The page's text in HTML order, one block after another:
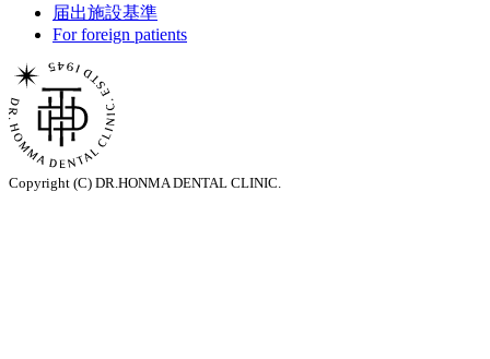
届出施設基準
For foreign patients
Copyright (C) DR.HONMA DENTAL CLINIC.